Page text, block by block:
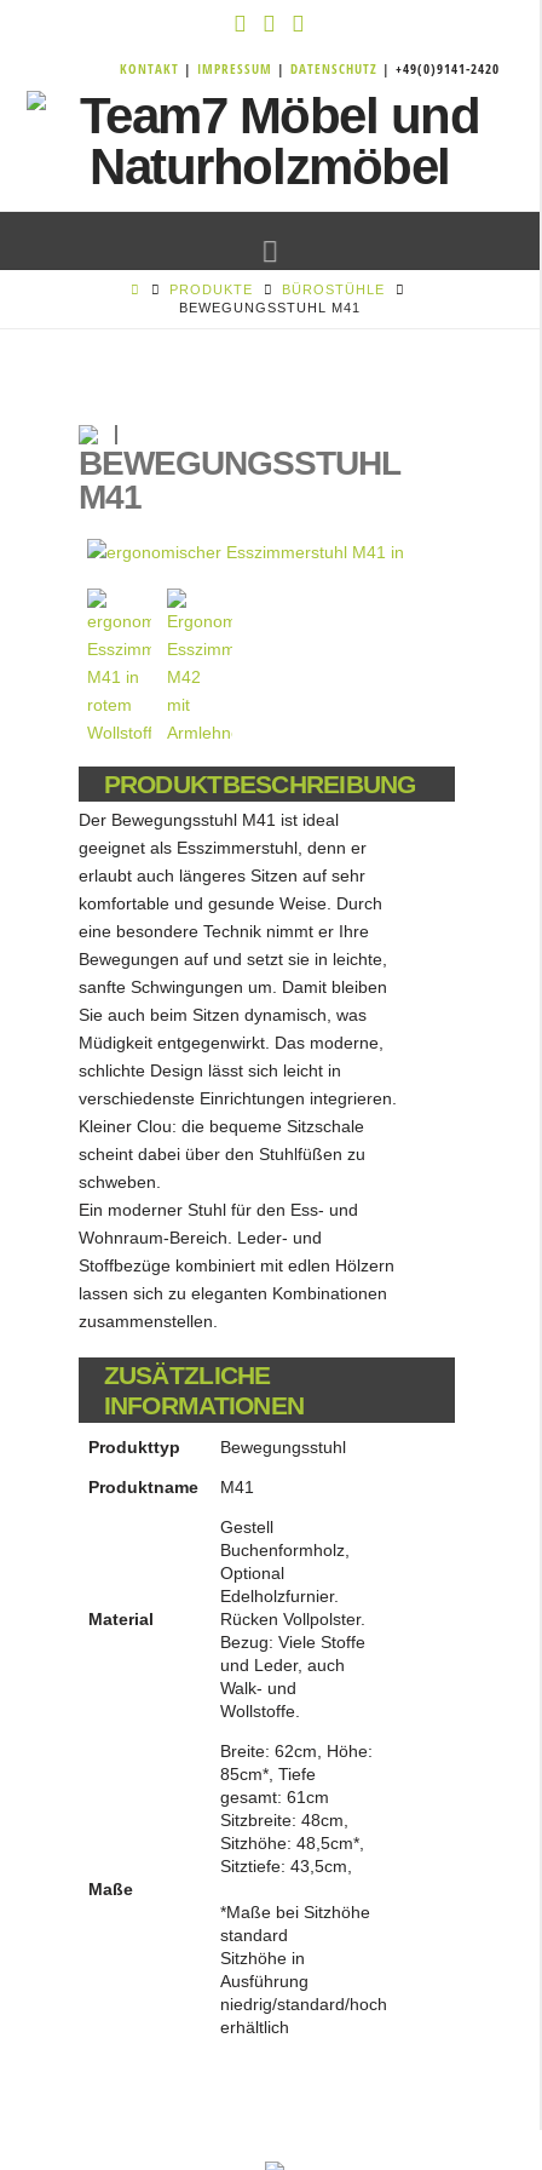
KONTAKT | IMPRESSUM | DATENSCHUTZ | +49(0)9141-2420
PRODUKTE
BÜROSTÜHLE
BEWEGUNGSSTUHL M41
BEWEGUNGSSTUHL
M41
PRODUKTBESCHREIBUNG
Der Bewegungsstuhl M41 ist ideal
geeignet als Esszimmerstuhl, denn er
erlaubt auch längeres Sitzen auf sehr
komfortable und gesunde Weise. Durch
eine besondere Technik nimmt er Ihre
Bewegungen auf und setzt sie in leichte,
sanfte Schwingungen um. Damit bleiben
Sie auch beim Sitzen dynamisch, was
Müdigkeit entgegenwirkt. Das moderne,
schlichte Design lässt sich leicht in
verschiedenste Einrichtungen integrieren.
Kleiner Clou: die bequeme Sitzschale
scheint dabei über den Stuhlfüßen zu
schweben.
Ein moderner Stuhl für den Ess- und
Wohnraum-Bereich. Leder- und
Stoffbezüge kombiniert mit edlen Hölzern
lassen sich zu eleganten Kombinationen
zusammenstellen.
ZUSÄTZLICHE
INFORMATIONEN
Produkttyp Bewegungsstuhl
Produktname M41
Material
Gestell
Buchenformholz,
Optional
Edelholzfurnier.
Rücken Vollpolster.
Bezug: Viele Stoffe
und Leder, auch
Walk- und
Wollstoffe.
Maße
Breite: 62cm, Höhe:
85cm*, Tiefe
gesamt: 61cm
Sitzbreite: 48cm,
Sitzhöhe: 48,5cm*,
Sitztiefe: 43,5cm,
*Maße bei Sitzhöhe
standard
Sitzhöhe in
Ausführung
niedrig/standard/hoch
erhältlich